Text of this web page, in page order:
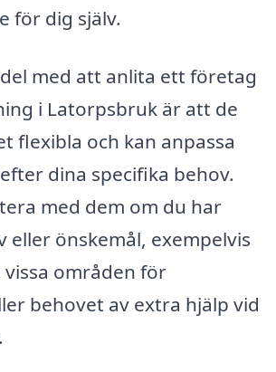
för dig själv.
med att anlita ett företag
i Latorpsbruk är att de
flexibla och kan anpassa
dina specifika behov.
med dem om du har
eller önskemål, exempelvis
områden för
behovet av extra hjälp vid